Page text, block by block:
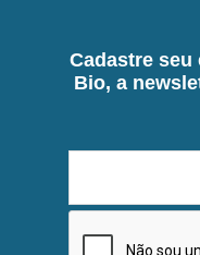
Cadastre seu
Bio, a